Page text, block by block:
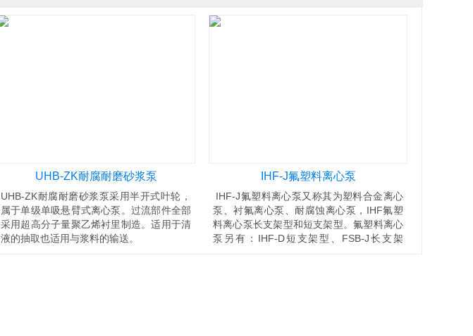
UHB-ZK耐腐耐磨砂浆泵
UHB-ZK耐腐耐磨砂浆泵采用半开式叶轮，
属于单级单吸悬臂式离心泵。过流部件全部
采用超高分子量聚乙烯衬里制造。适用于清
液的抽取也适用与浆料的输送。
IHF-J氟塑料离心泵
IHF-J氟塑料离心泵又称其为塑料合金离心
泵、衬氟离心泵、耐腐蚀离心泵，IHF氟塑
料离心泵长支架型和短支架型。氟塑料离心
泵另有：IHF-D短支架型、FSB-J长支架